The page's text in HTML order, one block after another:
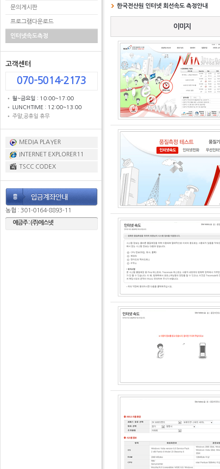
문의게시판
프로그램다운로드
인터넷속도측정
고객센터
070-5014-2173
월~금요일 : 10:00~17:00
LUNCHTIME : 12:00~13:00
주말,공휴일 휴무
MEDIA PLAYER
INTERNET EXPLORER11
TSCC CODEX
농협 : 301-0164-8893-11
예금주 : (주)에스넷
한국전산원 인터넷 회선속도 측정안내
이미지